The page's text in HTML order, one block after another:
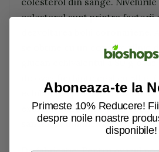
colesterol sunt printre factorii
dezvoltarea bolii coronariene.
se obtine cu un consum zilnic
glucan echivalentul a 80 g
echilibrata, precum si un stil de
exercitii suficiente, sunt
sanatatea dumneavoastra.
Aboneaza-te la
Primeste 10% Reducere!
despre noile noastre
disponibile!